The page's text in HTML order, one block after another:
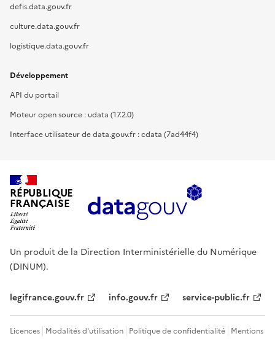
defis.data.gouv.fr
culture.data.gouv.fr
logistique.data.gouv.fr
Développement
API du portail
Moteur open source : udata (17.2.0)
Interface utilisateur de data.gouv.fr : cdata (7ad44f4)
RÉPUBLIQUE
FRANÇAISE
Un produit de la Direction Interministérielle du Numérique
(DINUM).
legifrance.gouv.fr info.gouv.fr service-public.fr
Licences Modalités d'utilisation Politique de confidentialité Mentions